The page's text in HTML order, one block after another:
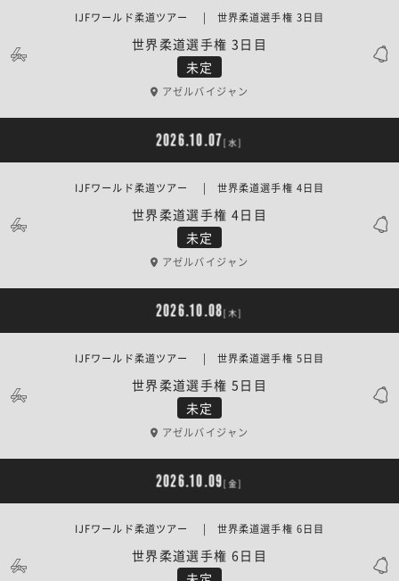
未定
世界柔道選手権 3日目
IJFワールド柔道ツアー | 世界柔道選手権 3日目
アゼルバイジャン
2026.10.07[水]
未定
世界柔道選手権 4日目
IJFワールド柔道ツアー | 世界柔道選手権 4日目
アゼルバイジャン
2026.10.08[木]
未定
世界柔道選手権 5日目
IJFワールド柔道ツアー | 世界柔道選手権 5日目
アゼルバイジャン
2026.10.09[金]
世界柔道選手権 6日目
IJFワールド柔道ツアー | 世界柔道選手権 6日目